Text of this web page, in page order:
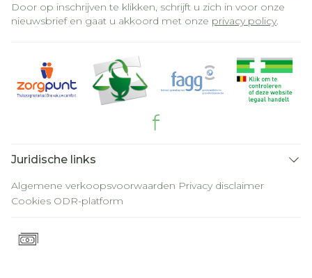
Door op inschrijven te klikken, schrijft u zich in voor onze
nieuwsbrief en gaat u akkoord met onze privacy policy.
Juridische links
Algemene verkoopsvoorwaarden Privacy disclaimer
Cookies ODR-platform